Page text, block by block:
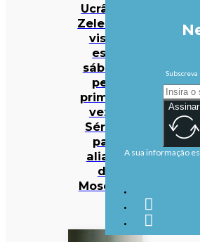
Ucrânia:
Zelensky
visita
este
sábado
pela
primeira
vez a
Sérvia,
país
aliado
de
Moscovo
Subscreva
Assinar
A sua informação